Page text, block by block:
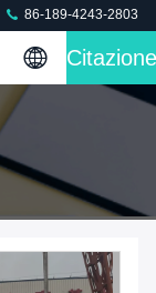
86-189-4243-2803
Citazione